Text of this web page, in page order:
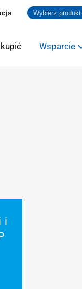
Wsparcie
i